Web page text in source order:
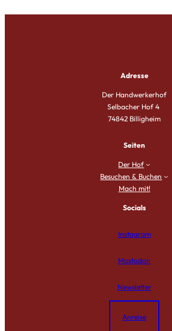
Adresse
Der Handwerkerhof
Selbacher Hof 4
74842 Billigheim
Seiten
Der Hof
Besuchen & Buchen
Mach mit!
Socials
Instagram
Mastodon
Newsletter
Anreise